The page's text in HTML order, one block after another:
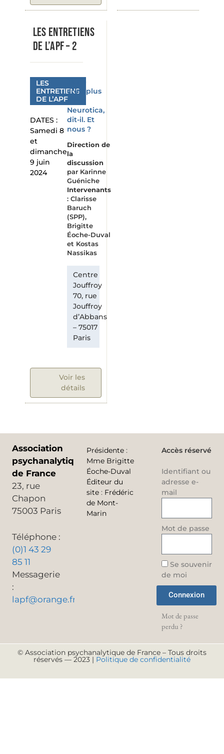
LES ENTRETIENS
DE L’APF – 2
LES
ENTRETIENS
DE L’APF
DATES :
Samedi 8
et
dimanche
9 juin
2024
Je ne
crois plus
à ma
Neurotica,
dit-il. Et
nous ?
Direction de
la
discussion
par Karinne
Guéniche
Intervenants
: Clarisse
Baruch
(SPP),
Brigitte
Éoche-Duval
et Kostas
Nassikas
Centre
Jouffroy
70, rue
Jouffroy
d’Abbans
– 75017
Paris
Voir les
détails
Association
psychanalytique
de France
23, rue
Chapon
75003 Paris
Téléphone :
(0)1 43 29
85 11
Messagerie
:
lapf@orange.fr
Présidente :
Mme Brigitte
Éoche-Duval
Éditeur du
site : Frédéric
de Mont-
Marin
Accès réservé
Identifiant ou
adresse e-
mail
Mot de passe
Se souvenir
de moi
Connexion
Mot de passe
perdu ?
© Association psychanalytique de France – Tous droits
réservés — 2023 | Politique de confidentialité